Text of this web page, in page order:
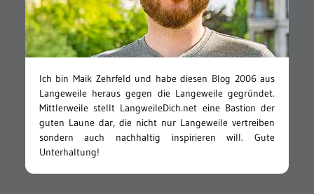
Ich bin Maik Zehrfeld und habe diesen Blog 2006 aus
Langeweile heraus gegen die Langeweile gegründet.
Mittlerweile stellt LangweileDich.net eine Bastion der
guten Laune dar, die nicht nur Langeweile vertreiben
sondern auch nachhaltig inspirieren will. Gute
Unterhaltung!